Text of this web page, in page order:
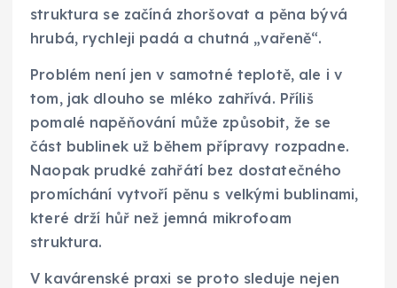
struktura se začíná zhoršovat a pěna bývá
hrubá, rychleji padá a chutná „vařeně“.
Problém není jen v samotné teplotě, ale i v
tom, jak dlouho se mléko zahřívá. Příliš
pomalé napěňování může způsobit, že se
část bublinek už během přípravy rozpadne.
Naopak prudké zahřátí bez dostatečného
promíchání vytvoří pěnu s velkými bublinami,
které drží hůř než jemná mikrofoam
struktura.
V kavárenské praxi se proto sleduje nejen